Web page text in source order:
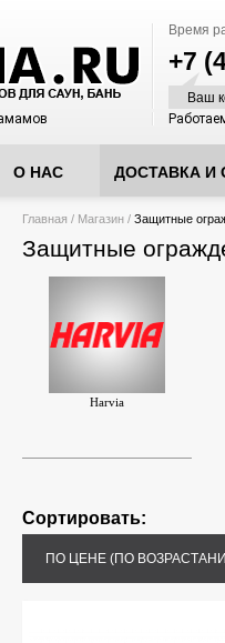
Время
+7
Ваш
О НАС ДОСТАВКА И
Вы здесь
Главная / Магазин / Защитные
Защитные
Harvia
Сортировать:
ПО ЦЕНЕ (ПО